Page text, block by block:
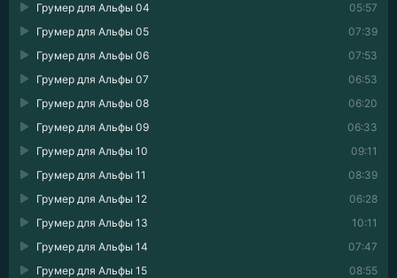
05:57
Грумер для Альфы 04
07:39
Грумер для Альфы 05
07:53
Грумер для Альфы 06
06:53
Грумер для Альфы 07
06:20
Грумер для Альфы 08
06:33
Грумер для Альфы 09
09:11
Грумер для Альфы 10
08:39
Грумер для Альфы 11
06:28
Грумер для Альфы 12
10:11
Грумер для Альфы 13
07:47
Грумер для Альфы 14
08:55
Грумер для Альфы 15